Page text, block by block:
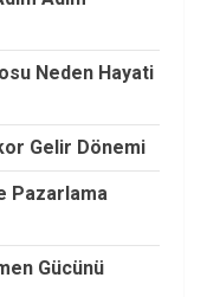
Neden Hayati
Gelir Dönemi
Pazarlama
Gücünü